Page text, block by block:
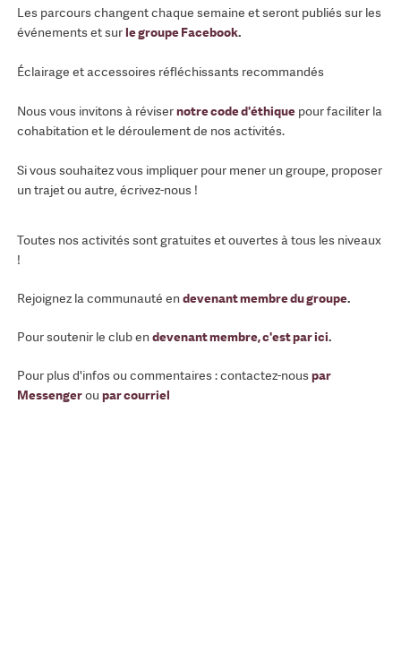
Les parcours changent chaque semaine et seront publiés sur les
événements et surle groupe Facebook.
Éclairage et accessoires réfléchissants recommandés
Nous vous invitons à révisernotre code d'éthiquepour faciliter la
cohabitation et le déroulement de nos activités.
Si vous souhaitez vous impliquer pour mener un groupe, proposer
un trajet ou autre, écrivez-nous !
Toutes nos activités sont gratuites et ouvertes à tous les niveaux
!
Rejoignez la communauté endevenant membre du groupe.
Pour soutenir le club endevenant membre, c'est par ici.
Pour plus d'infos ou commentaires : contactez-nouspar
Messengerou par courriel